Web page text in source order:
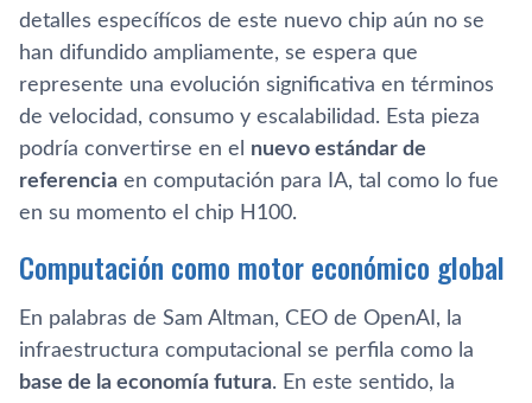
detalles específícos de este nuevo chip aún no se
han difundido ampliamente, se espera que
represente una evolución significativa en términos
de velocidad, consumo y escalabilidad. Esta pieza
podría convertirse en el nuevo estándar de
referencia en computación para IA, tal como lo fue
en su momento el chip H100.
Computación como motor económico global
En palabras de Sam Altman, CEO de OpenAI, la
infraestructura computacional se perfila como la
base de la economía futura. En este sentido, la